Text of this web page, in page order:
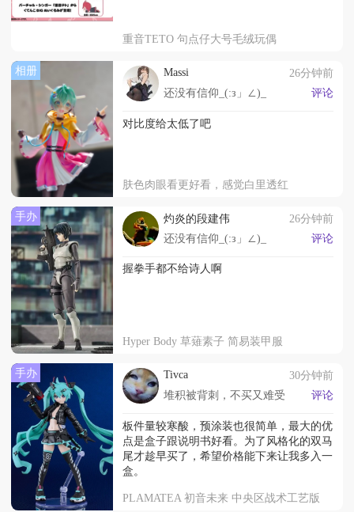
重音TETO 句点仔大号毛绒玩偶
相册 Massi
26分钟前
还没有信仰_(:з」∠)_
评论
对比度给太低了吧
肤色肉眼看更好看，感觉白里透红
手办 灼炎的段建伟
26分钟前
还没有信仰_(:з」∠)_
评论
握拳手都不给诗人啊
Hyper Body 草薙素子 简易装甲服
手办 Tivca
30分钟前
堆积被背刺，不买又难受
评论
板件量较寒酸，预涂装也很简单，最大的优
点是盒子跟说明书好看。为了风格化的双马
尾才趁早买了，希望价格能下来让我多入一
盒。
PLAMATEA 初音未来 中央区战术工艺版